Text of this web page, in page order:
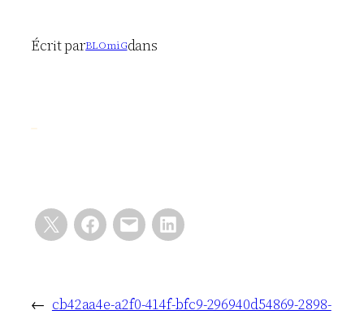
Écrit parBLOmiGdans
← cb42aa4e-a2f0-414f-bfc9-296940d54869-2898-